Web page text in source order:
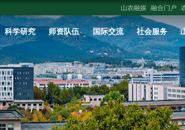
招生就业 人才培养 学科建